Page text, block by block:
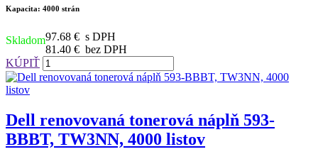
Kapacita: 4000 strán
Skladom97.68 € s DPH
81.40 € bez DPH
KÚPIŤ
Dell renovovaná tonerová náplň 593-
BBBT, TW3NN, 4000 listov